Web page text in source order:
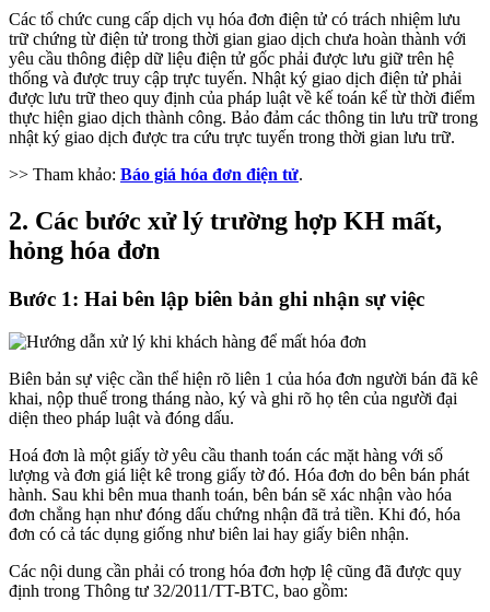
Các tổ chức cung cấp dịch vụ hóa đơn điện tử có trách nhiệm lưu
trữ chứng từ điện tử trong thời gian giao dịch chưa hoàn thành với
yêu cầu thông điệp dữ liệu điện tử gốc phải được lưu giữ trên hệ
thống và được truy cập trực tuyến. Nhật ký giao dịch điện tử phải
được lưu trữ theo quy định của pháp luật về kế toán kể từ thời điểm
thực hiện giao dịch thành công. Bảo đảm các thông tin lưu trữ trong
nhật ký giao dịch được tra cứu trực tuyến trong thời gian lưu trữ.
>> Tham khảo: Báo giá hóa đơn điện tử.
2. Các bước xử lý trường hợp KH mất,
hỏng hóa đơn
Bước 1: Hai bên lập biên bản ghi nhận sự việc
Biên bản sự việc cần thể hiện rõ liên 1 của hóa đơn người bán đã kê
khai, nộp thuế trong tháng nào, ký và ghi rõ họ tên của người đại
diện theo pháp luật và đóng dấu.
Hoá đơn là một giấy tờ yêu cầu thanh toán các mặt hàng với số
lượng và đơn giá liệt kê trong giấy tờ đó. Hóa đơn do bên bán phát
hành. Sau khi bên mua thanh toán, bên bán sẽ xác nhận vào hóa
đơn chẳng hạn như đóng dấu chứng nhận đã trả tiền. Khi đó, hóa
đơn có cả tác dụng giống như biên lai hay giấy biên nhận.
Các nội dung cần phải có trong hóa đơn hợp lệ cũng đã được quy
định trong Thông tư 32/2011/TT-BTC, bao gồm: